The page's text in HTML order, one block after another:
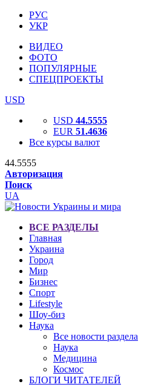
РУС
УКР
ВИДЕО
ФОТО
ПОПУЛЯРНЫЕ
СПЕЦПРОЕКТЫ
USD
USD 44.5555
EUR 51.4636
Все курсы валют
44.5555
Авторизация
Поиск
UA
ВСЕ РАЗДЕЛЫ
Главная
Украина
Город
Мир
Бизнес
Спорт
Lifestyle
Шоу-биз
Наука
Все новости раздела
Наука
Медицина
Космос
БЛОГИ ЧИТАТЕЛЕЙ